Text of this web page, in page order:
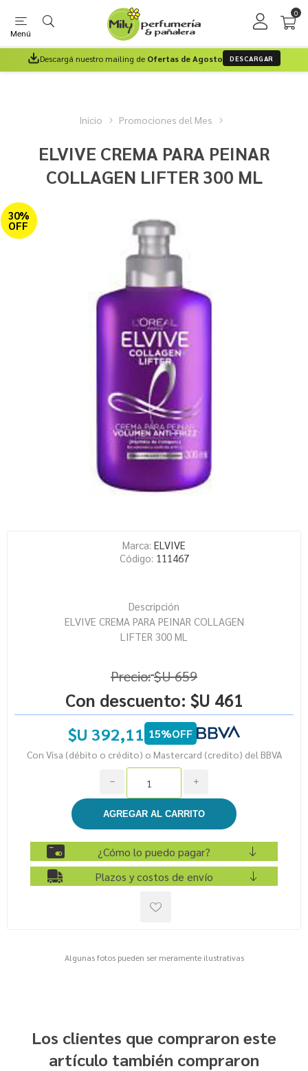
Menú
0
Descargá nuestro mailing de Ofertas de Agosto DESCARGAR
Inicio Promociones del Mes
ELVIVE CREMA PARA PEINAR
COLLAGEN LIFTER 300 ML
30%
OFF
Marca: ELVIVE
Código: 111467
Descripción
ELVIVE CREMA PARA PEINAR COLLAGEN
LIFTER 300 ML
Precio:$U 659
Con descuento: $U 461
$U 392,11 15%OFF
Con Visa (débito o crédito) o Mastercard (credito) del BBVA
i
h
¿Cómo lo puedo pagar?
Plazos y costos de envío
Algunas fotos pueden ser meramente ilustrativas
Los clientes que compraron este
artículo también compraron